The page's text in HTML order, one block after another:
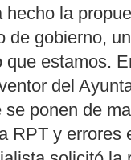
la
de gobierno,
estamos.
del
ponen de
RPT y